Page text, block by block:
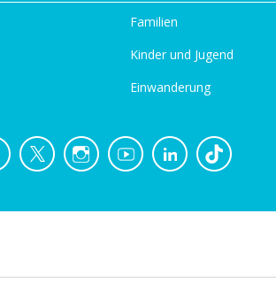
Familien
Kinder und Jugend
Einwanderung